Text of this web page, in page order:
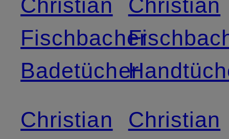
Christian
Fischbacher
Badetücher
Christian
Christian
Christian